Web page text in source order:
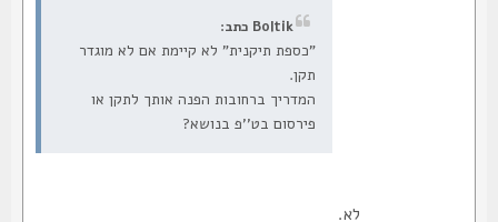
Boltik כתב:
"כספת תיקנית" לא קיימת אם לא מוגדר
המדריך ברחובות הפנה אותך לתקן או
פירסום בט''פ בנושא?